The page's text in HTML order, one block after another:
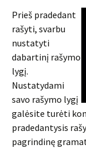
Prieš pradedant
rašyti, svarbu
nustatyti
dabartinį rašymo
lygį.
Nustatydami
savo rašymo lygį
galėsite turėti
pradedantysis
pagrindinę